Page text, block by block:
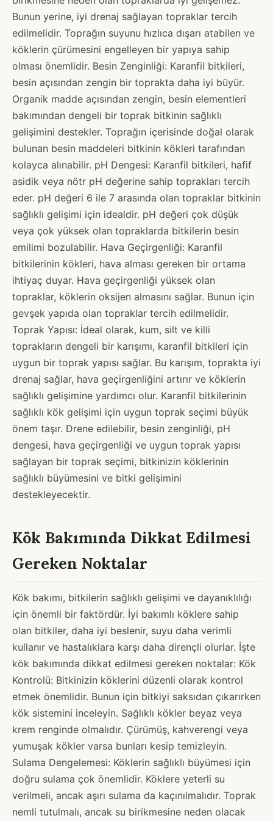
Bunun yerine, iyi drenaj sağlayan topraklar tercih
edilmelidir. Toprağın suyunu hızlıca dışarı atabilen ve
köklerin çürümesini engelleyen bir yapıya sahip
olması önemlidir. Besin Zenginliği: Karanfil bitkileri,
besin açısından zengin bir toprakta daha iyi büyür.
Organik madde açısından zengin, besin elementleri
bakımından dengeli bir toprak bitkinin sağlıklı
gelişimini destekler. Toprağın içerisinde doğal olarak
bulunan besin maddeleri bitkinin kökleri tarafından
kolayca alınabilir. pH Dengesi: Karanfil bitkileri, hafif
asidik veya nötr pH değerine sahip toprakları tercih
eder. pH değeri 6 ile 7 arasında olan topraklar bitkinin
sağlıklı gelişimi için idealdir. pH değeri çok düşük
veya çok yüksek olan topraklarda bitkilerin besin
emilimi bozulabilir. Hava Geçirgenliği: Karanfil
bitkilerinin kökleri, hava alması gereken bir ortama
ihtiyaç duyar. Hava geçirgenliği yüksek olan
topraklar, köklerin oksijen almasını sağlar. Bunun için
gevşek yapıda olan topraklar tercih edilmelidir.
Toprak Yapısı: İdeal olarak, kum, silt ve killi
toprakların dengeli bir karışımı, karanfil bitkileri için
uygun bir toprak yapısı sağlar. Bu karışım, toprakta iyi
drenaj sağlar, hava geçirgenliğini artırır ve köklerin
sağlıklı gelişimine yardımcı olur. Karanfil bitkilerinin
sağlıklı kök gelişimi için uygun toprak seçimi büyük
önem taşır. Drene edilebilir, besin zenginliği, pH
dengesi, hava geçirgenliği ve uygun toprak yapısı
sağlayan bir toprak seçimi, bitkinizin köklerinin
sağlıklı büyümesini ve bitki gelişimini
destekleyecektir.
Kök Bakımında Dikkat Edilmesi
Gereken Noktalar
Kök bakımı, bitkilerin sağlıklı gelişimi ve dayanıklılığı
için önemli bir faktördür. İyi bakımlı köklere sahip
olan bitkiler, daha iyi beslenir, suyu daha verimli
kullanır ve hastalıklara karşı daha dirençli olurlar. İşte
kök bakımında dikkat edilmesi gereken noktalar: Kök
Kontrolü: Bitkinizin köklerini düzenli olarak kontrol
etmek önemlidir. Bunun için bitkiyi saksıdan çıkarırken
kök sistemini inceleyin. Sağlıklı kökler beyaz veya
krem renginde olmalıdır. Çürümüş, kahverengi veya
yumuşak kökler varsa bunları kesip temizleyin.
Sulama Dengelemesi: Köklerin sağlıklı büyümesi için
doğru sulama çok önemlidir. Köklere yeterli su
verilmeli, ancak aşırı sulama da kaçınılmalıdır. Toprak
nemli tutulmalı, ancak su birikmesine neden olacak